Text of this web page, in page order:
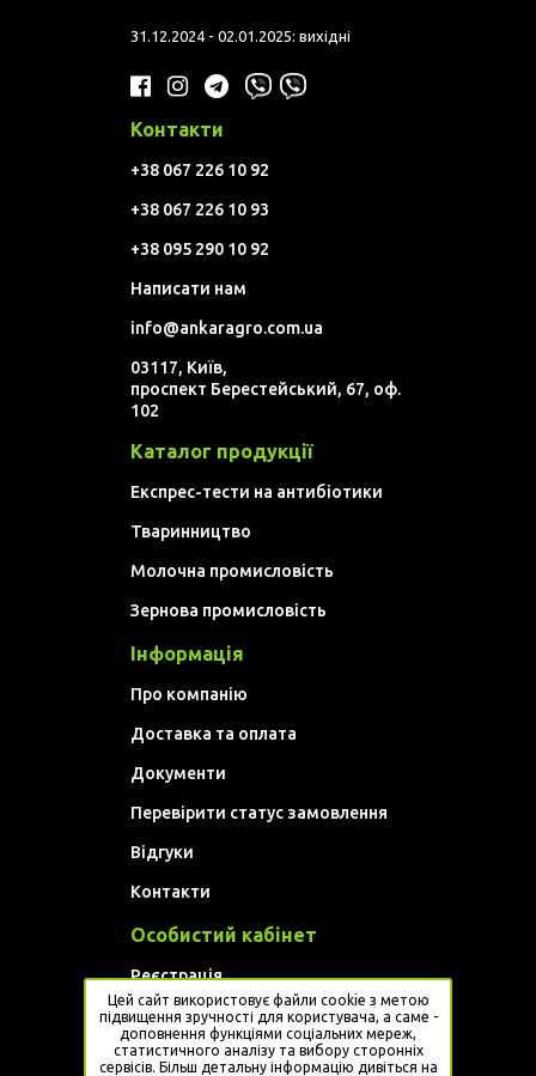
31.12.2024 - 02.01.2025: вихідні
Контакти
+38 067 226 10 92
+38 067 226 10 93
+38 095 290 10 92
Написати нам
info@ankaragro.com.ua
03117, Київ,
проспект Берестейський, 67, оф.
102
Каталог продукції
Експрес-тести на антибіотики
Тваринництво
Молочна промисловість
Зернова промисловість
Інформація
Про компанію
Доставка та оплата
Документи
Перевірити статус замовлення
Відгуки
Контакти
Особистий кабінет
Реєстрація
Увійти
Website developed by Artem Golovan
Цей сайт використовує файли cookie з метою
підвищення зручності для користувача, а саме -
доповнення функціями соціальних мереж,
статистичного аналізу та вибору сторонніх
сервісів. Більш детальну інформацію дивіться на